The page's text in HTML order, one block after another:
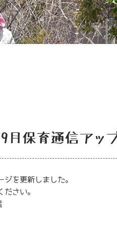
9月保育通信アッ
ジを更新しました。
ださい。